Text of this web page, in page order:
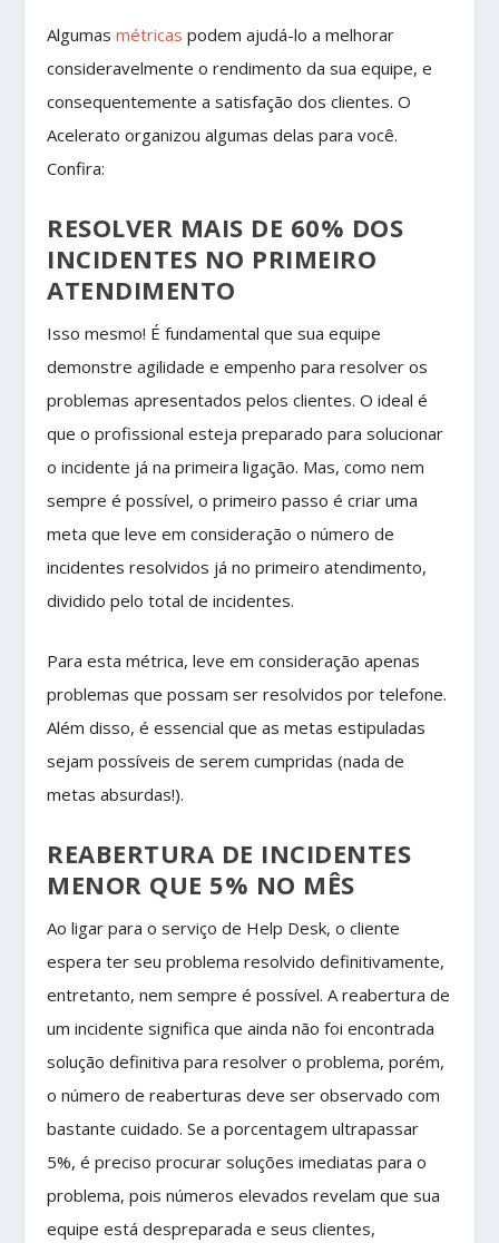
Algumasmétricas podem ajudá-lo a melhorar
consideravelmente o rendimento da sua equipe, e
consequentemente a satisfação dos clientes. O
Acelerato organizou algumas delas para você.
Confira:
RESOLVER MAIS DE 60% DOS
INCIDENTES NO PRIMEIRO
ATENDIMENTO
Isso mesmo! É fundamental que sua equipe
demonstre agilidade e empenho para resolver os
problemas apresentados pelos clientes. O ideal é
que o profissional esteja preparado para solucionar
o incidente já na primeira ligação. Mas, como nem
sempre é possível, o primeiro passo é criar uma
meta que leve em consideração o número de
incidentes resolvidos já no primeiro atendimento,
dividido pelo total de incidentes.
Para esta métrica, leve em consideração apenas
problemas que possam ser resolvidos por telefone.
Além disso, é essencial que as metas estipuladas
sejam possíveis de serem cumpridas (nada de
metas absurdas!).
REABERTURA DE INCIDENTES
MENOR QUE 5% NO MÊS
Ao ligar para o serviço de Help Desk, o cliente
espera ter seu problema resolvido definitivamente,
entretanto, nem sempre é possível. A reabertura de
um incidente significa que ainda não foi encontrada
solução definitiva para resolver o problema, porém,
o número de reaberturas deve ser observado com
bastante cuidado. Se a porcentagem ultrapassar
5%, é preciso procurar soluções imediatas para o
problema, pois números elevados revelam que sua
equipe está despreparada e seus clientes,